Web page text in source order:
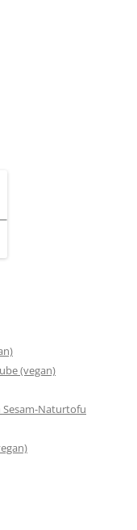
(vegan)
Sesam-Naturtofu